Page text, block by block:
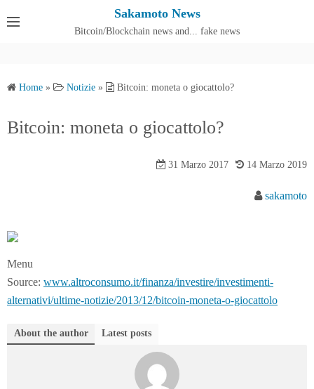
Sakamoto News
Bitcoin/Blockchain news and... fake news
Home » Notizie » Bitcoin: moneta o giocattolo?
Bitcoin: moneta o giocattolo?
31 Marzo 2017 14 Marzo 2019
sakamoto
Menu
Source: www.altroconsumo.it/finanza/investire/investimenti-
alternativi/ultime-notizie/2013/12/bitcoin-moneta-o-giocattolo
About the author Latest posts